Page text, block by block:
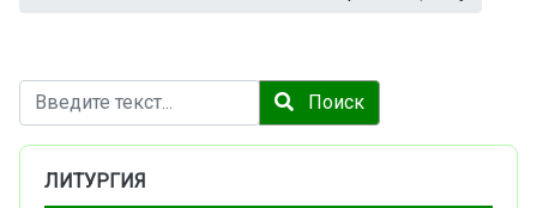
Поиск Поиск
ЛИТУРГИЯ